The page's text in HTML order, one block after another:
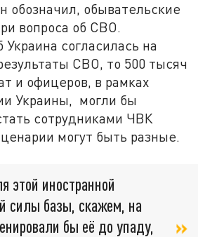
обозначил, обывательские
вопроса об СВО.
согласилась на
СВО, то 500 тысяч
и офицеров, в рамках
Украины, могли бы
сотрудниками ЧВК
могут быть разные.
этой иностранной
силы базы, скажем, на
бы её до упаду,